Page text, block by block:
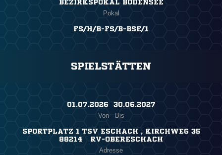
BEZIRKSPOKAL BODENSEE
Pokal
FS/H/B-FS/B-BSE/1
SPIELSTÄTTEN
01.07.2026 ​ 30.06.2027
Von - Bis
SPORTPLATZ 1 TSV ESCHACH , KIRCHWEG 35
88214 RV-OBERESCHACH
Adresse